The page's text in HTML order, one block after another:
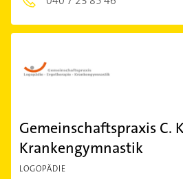
Gemeinschaftspraxis C.
Krankengymnastik
LOGOPÄDIE